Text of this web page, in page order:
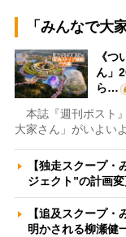
「みんなで大
《
ん」
ら…
本誌『週刊ポスト
大家さん」がいよい
【独走スクープ
ジェクト”の計画
【追及スクープ
明かされる柳瀬健